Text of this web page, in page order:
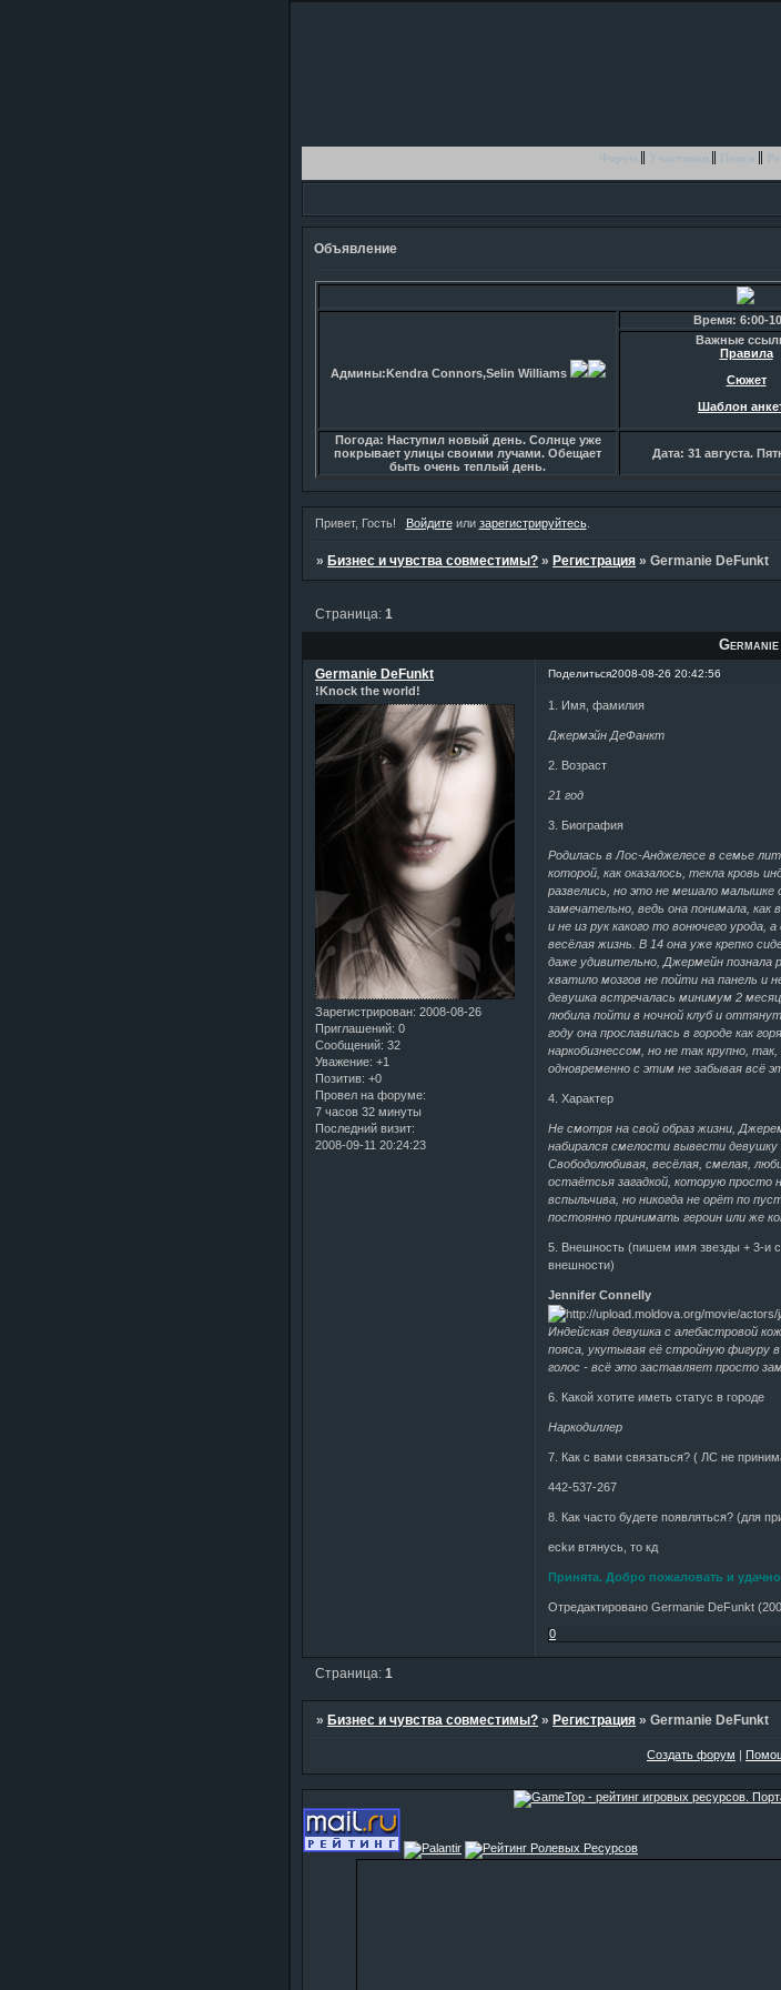
Объявление
Админы:Kendra Connors,Selin Williams
Время: 6:00-
Важные
Правила
Сюжет
Шаблон
Погода: Наступил новый день. Солнце уже
покрывает улицы своими лучами. Обещает
быть очень теплый день.
Дата: 31 августа.
Привет, Гость! Войдитеили зарегистрируйтесь.
» Бизнес и чувства совместимы? » Регистрация »Germanie DeFunkt
Страница:1
Поделиться2008-08-26 20:42:56
Germanie DeFunkt
!Knock the world!
Зарегистрирован: 2008-08-26
Приглашений: 0
Сообщений: 32
Уважение: +1
Позитив: +0
Провел на форуме:
7 часов 32 минуты
Последний визит:
2008-09-11 20:24:23
1. Имя, фамилия
Джермэйн ДеФанкт
2. Возраст
21 год
3. Биография
Родилась в Лос-Анджелесе в семье
которой, как оказалось, текла кровь
развелись, но это не мешало
замечательно, ведь она понимала, как
и не из рук какого то вонючего урода,
весёлая жизнь. В 14 она уже крепко
даже удивительно, Джермейн познала
хватило мозгов не пойти на панель и
девушка встречалась минимум 2
любила пойти в ночной клуб и
году она прославилась в городе как
наркобизнессом, но не так крупно,
одновременно с этим не забывая всё
4. Характер
Не смотря на свой образ жизни,
набирался смелости вывести
Свободолюбивая, весёлая, смелая,
остаётсья загадкой, которую просто
вспыльчива, но никогда не орёт по
постоянно принимать героин или же
5. Внешность (пишем имя звезды + 3-и
внешности)
Jennifer Connelly
Индейская девушка с алебастровой
пояса, укутывая её стройную фигуру
голос - всё это заставляет просто
6. Какой хотите иметь статус в городе
Наркодиллер
7. Как с вами связаться? ( ЛС не
442-537-267
8. Как часто будете появляться? (для
есkи втянусь, то кд
Принята. Добро пожаловать и
Отредактировано Germanie DeFunkt
0
Страница:1
»Бизнес и чувства совместимы? »Регистрация »Germanie DeFunkt
Создать форум